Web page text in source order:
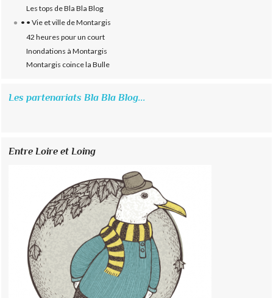
Les tops de Bla Bla Blog
• • Vie et ville de Montargis
42 heures pour un court
Inondations à Montargis
Montargis coince la Bulle
Les partenariats Bla Bla Blog...
Entre Loire et Loing